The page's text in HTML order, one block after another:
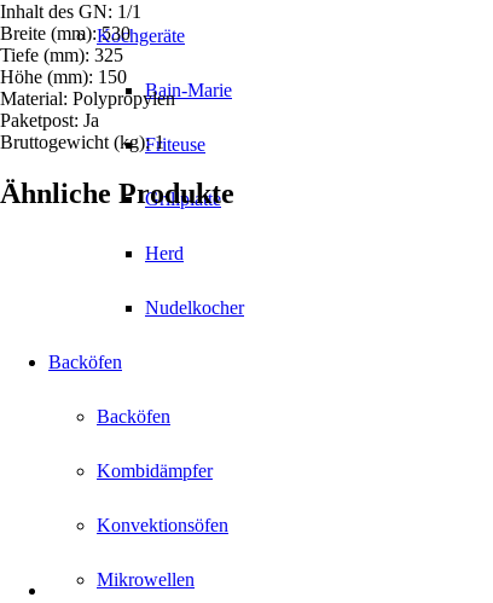
Kochgeräte
Bain-Marie
Friteuse
Grillplatte
Herd
Nudelkocher
Backöfen
Backöfen
Kombidämpfer
Konvektionsöfen
Mikrowellen
Inhalt des GN: 1/1
Breite (mm): 530
Tiefe (mm): 325
Höhe (mm): 150
Material: Polypropylen
Paketpost: Ja
Bruttogewicht (kg): 1
Ähnliche Produkte